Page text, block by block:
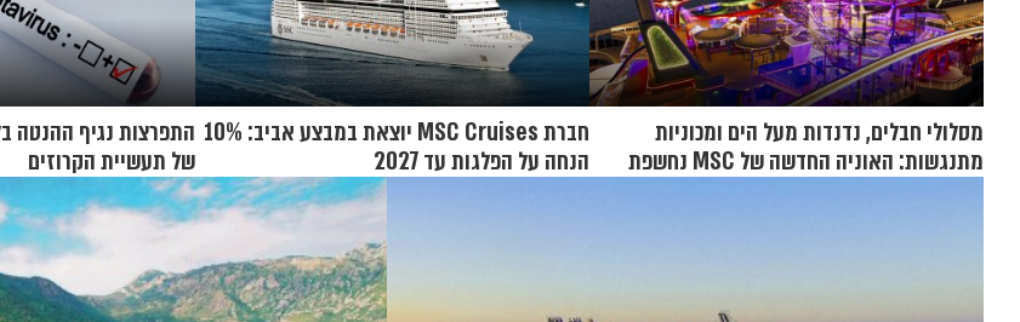
מסלולי חבלים, נדנדות מעל הים ומכוניות
מתנגשות: האוניה החדשה של MSC נחשפת
חברת MSC Cruises יוצאת במבצע אביב: 10%
הנחה על הפלגות עד 2027
התפרצות נגיף ההנטה
של תעשיית הקרוזים